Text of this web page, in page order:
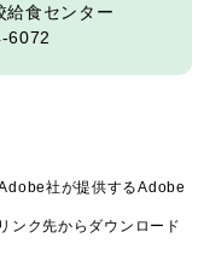
食センター
6072
社が提供するAdobe
ンク先からダウンロード